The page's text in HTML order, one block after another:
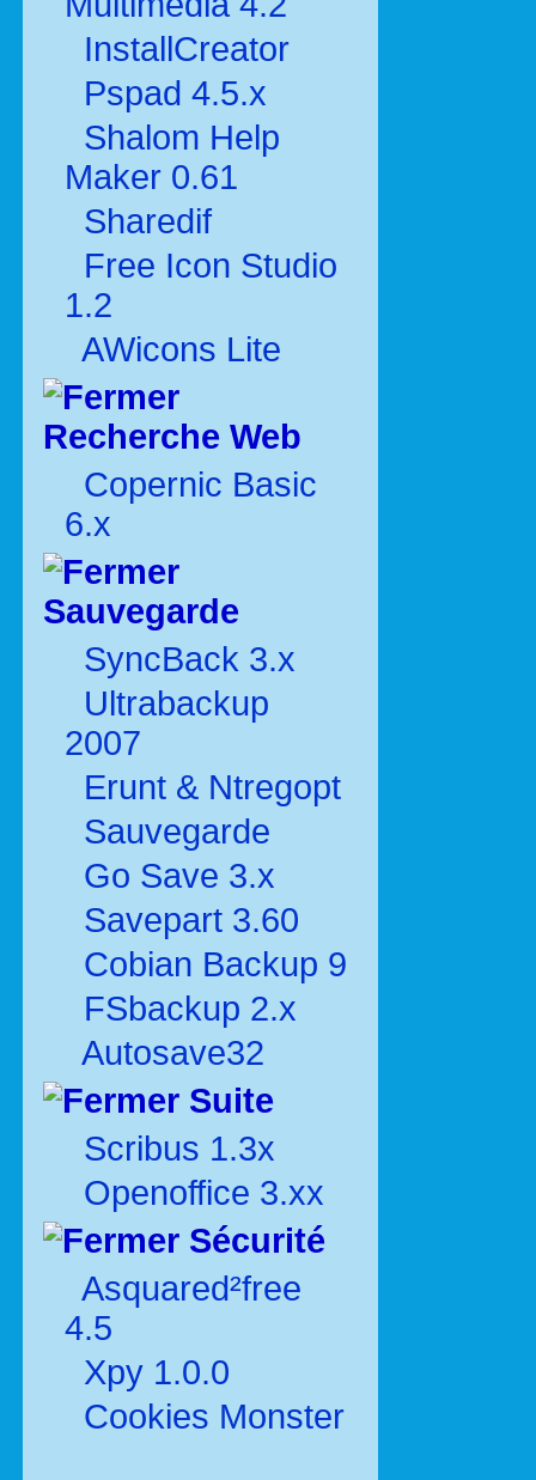
InstallCreator
Pspad 4.5.x
Shalom Help
Maker 0.61
Sharedif
Free Icon Studio
1.2
AWicons Lite
Recherche Web
Copernic Basic
6.x
Sauvegarde
SyncBack 3.x
Ultrabackup
2007
Erunt & Ntregopt
Sauvegarde
Go Save 3.x
Savepart 3.60
Cobian Backup 9
FSbackup 2.x
Autosave32
Suite
Scribus 1.3x
Openoffice 3.xx
Sécurité
Asquared²free
4.5
Xpy 1.0.0
Cookies Monster